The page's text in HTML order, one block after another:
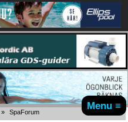
Menu ≡
» SpaForum